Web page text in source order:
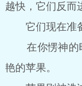
越快，它们反而
它们现在准备
在你愣神的时
艳的苹果。